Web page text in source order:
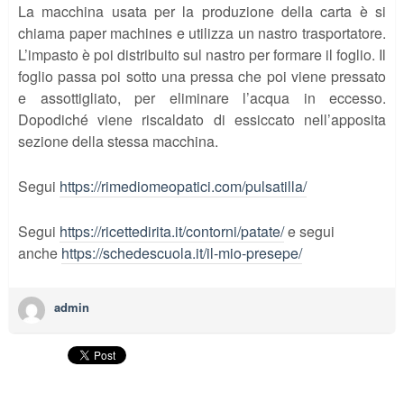
La macchina usata per la produzione della carta è si
chiama paper machines e utilizza un nastro trasportatore.
L’impasto è poi distribuito sul nastro per formare il foglio. Il
foglio passa poi sotto una pressa che poi viene pressato
e assottigliato, per eliminare l’acqua in eccesso.
Dopodiché viene riscaldato di essiccato nell’apposita
sezione della stessa macchina.
Segui https://rimediomeopatici.com/pulsatilla/
Segui https://ricettedirita.it/contorni/patate/e segui
anche https://schedescuola.it/il-mio-presepe/
admin